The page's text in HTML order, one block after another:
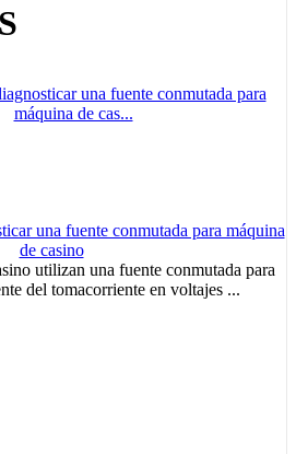
una fuente conmutada para
máquina de cas...
utilizan una fuente conmutada para
del tomacorriente en voltajes ...